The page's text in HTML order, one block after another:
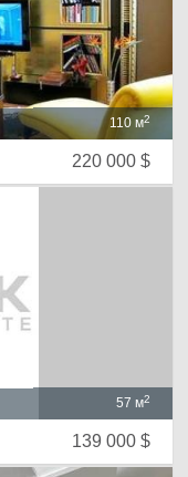
110 м2
220 000 $
57 м2
139 000 $